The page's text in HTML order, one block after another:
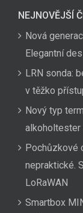
NEJNOVĚJŠÍ
Nová
Elegantní
LRN sonda:
v těžko
Nový typ
alkoholtester
Pochůzkové
nepraktické.
LoRaWAN
Smartbox